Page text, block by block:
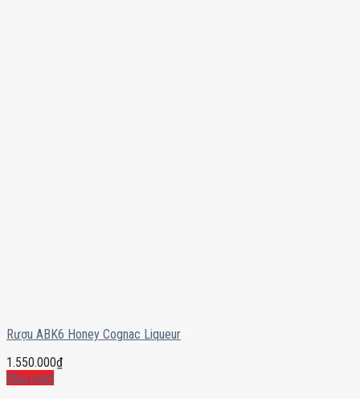
Rượu ABK6 Honey Cognac Liqueur
1.550.000₫
Mua ngay